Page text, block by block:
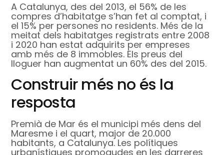
A Catalunya, des del 2013, el 56% de les
compres d’habitatge s’han fet al comptat, i
el 15% per persones no residents. Més de la
meitat dels habitatges registrats entre 2008
i 2020 han estat adquirits per empreses
amb més de 8 immobles. Els preus del
lloguer han augmentat un 60% des del 2015.
Construir més no és la
resposta
Premià de Mar és el municipi més dens del
Maresme i el quart, major de 20.000
habitants, a Catalunya. Les polítiques
urbanístiques promogudes en les darreres